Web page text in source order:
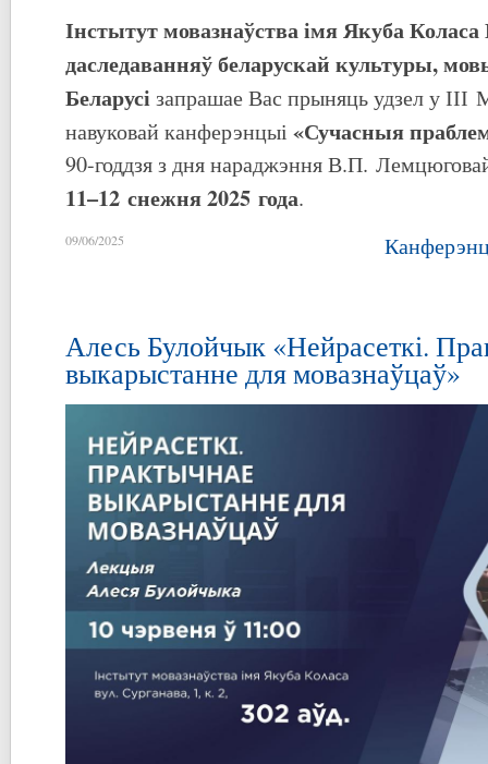
Інстытут мовазнаўства імя Якуба
даследаванняў беларускай культуры,
Беларусізапрашае Вас прыняць удзел у ІІІ
навуковай канферэнцыі «Сучасныя
90-годдзя з дня нараджэння В.П.
11–12 снежня 2025 года.
09/06/2025
Алесь Булойчык «Нейрасеткі.
выкарыстанне для мовазнаўцаў»